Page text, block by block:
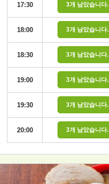
17:30 3개 남았습니다.
18:00 3개 남았습니다.
18:30 3개 남았습니다.
19:00 3개 남았습니다.
19:30 3개 남았습니다.
20:00 3개 남았습니다.